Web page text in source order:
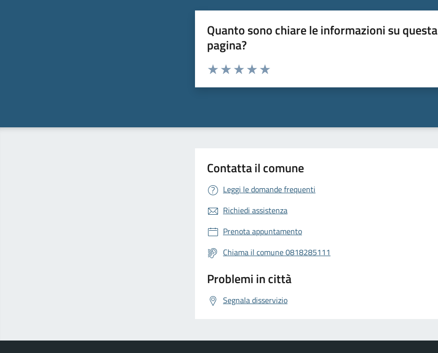
Quanto sono chiare le informazioni su questa
pagina?
Valuta da 1 a 5 stelle la pagina
Contatta il comune
Leggi le domande frequenti
Richiedi assistenza
Prenota appuntamento
Chiama il comune 0818285111
Problemi in città
Segnala disservizio